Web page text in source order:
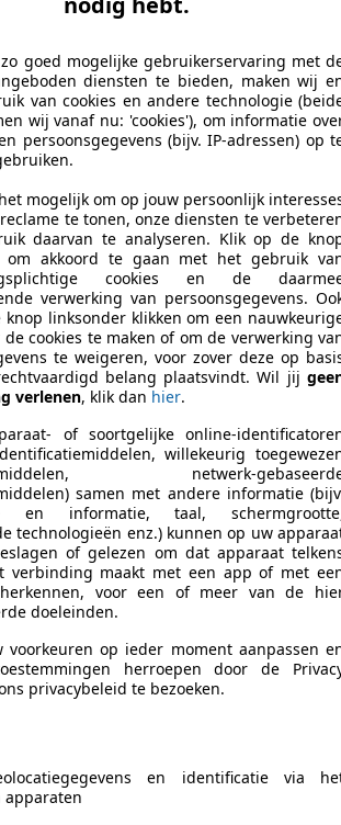
TFSI Advanced OPF S tronic
goed mogelijke gebruikerservaring met
diensten te bieden, maken wij
van cookies en andere technologie
wij vanaf nu: 'cookies'), om informatie
persoonsgegevens (bijv. IP-adressen) op
mogelijk om op jouw persoonlijk
te tonen, onze diensten te
daarvan te analyseren. Klik op de
om akkoord te gaan met het gebruik
cookies en de
verwerking van persoonsgegevens.
knop linksonder klikken om een
de cookies te maken of om de verwerking
te weigeren, voor zover deze op
belang plaatsvindt. Wil jij
verlenen, klik dan hier.
of soortgelijke online-
willekeurig
netwerk-
samen met andere informatie
en informatie, taal,
technologieën enz.) kunnen op uw
of gelezen om dat apparaat
verbinding maakt met een app of met
voor een of meer van de
doeleinden.
voorkeuren op ieder moment aanpassen
herroepen door de
privacybeleid te bezoeken.
en identificatie via
apparaten